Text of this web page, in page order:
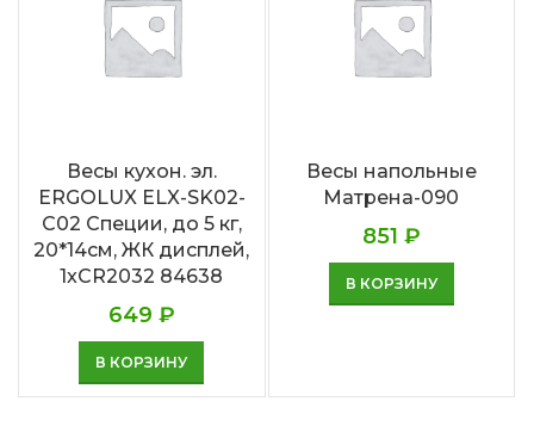
Весы кухон. эл.
ERGOLUX ELX-SK02-
С02 Специи, до 5 кг,
20*14см, ЖК дисплей,
1xCR2032 84638
649 ₽
В КОРЗИНУ
Весы напольные
Матрена-090
851 ₽
В КОРЗИНУ